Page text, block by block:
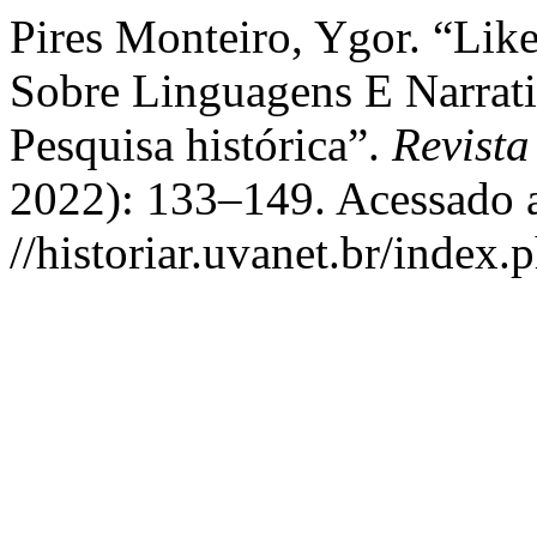
Pires Monteiro, Ygor.
Sobre Linguagens E
Pesquisa histórica”.
2022): 133–149. Acessado
//historiar.uvanet.br/